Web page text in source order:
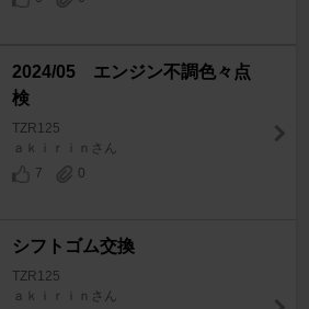
2024/05 エンジン不調色々点
検
TZR125
ａｋｉｒｉｎさん
7
0
シフトゴム交換
TZR125
ａｋｉｒｉｎさん